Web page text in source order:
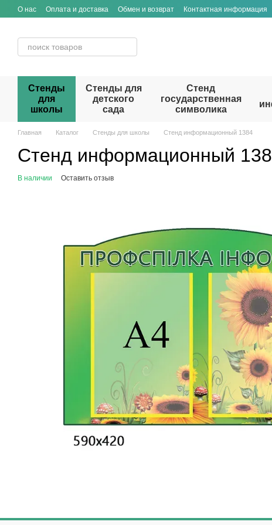
Перейти к основному контенту
О нас Оплата и доставка Обмен и возврат Контактная информация
Стенды
для
школы
Стенды для
детского
сада
Стенд
государственная
символика
Главная Каталог Стенды для школы Стенд информационный 1384
Стенд информационный
В наличии Оставить отзыв